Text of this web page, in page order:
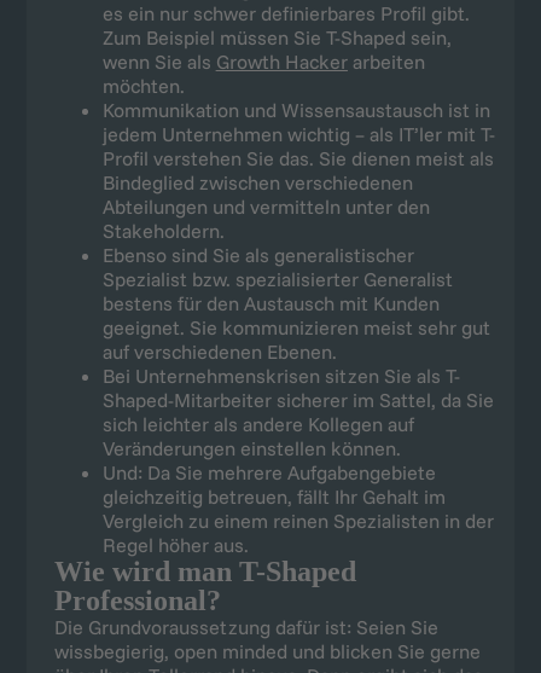
es ein nur schwer definierbares Profil gibt.
Zum Beispiel müssen Sie T-Shaped sein,
wenn Sie als Growth Hackerarbeiten
möchten.
Kommunikation und Wissensaustausch ist in
jedem Unternehmen wichtig – als IT’ler mit T-
Profil verstehen Sie das. Sie dienen meist als
Bindeglied zwischen verschiedenen
Abteilungen und vermitteln unter den
Stakeholdern.
Ebenso sind Sie als generalistischer
Spezialist bzw. spezialisierter Generalist
bestens für den Austausch mit Kunden
geeignet. Sie kommunizieren meist sehr gut
auf verschiedenen Ebenen.
Bei Unternehmenskrisen sitzen Sie als T-
Shaped-Mitarbeiter sicherer im Sattel, da Sie
sich leichter als andere Kollegen auf
Veränderungen einstellen können.
Und: Da Sie mehrere Aufgabengebiete
gleichzeitig betreuen, fällt Ihr Gehalt im
Vergleich zu einem reinen Spezialisten in der
Regel höher aus.
Wie wird man T-Shaped
Professional?
Die Grundvoraussetzung dafür ist: Seien Sie
wissbegierig, open minded und blicken Sie gerne